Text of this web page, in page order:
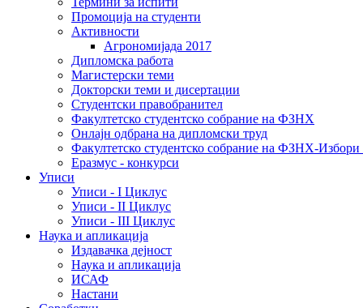
Промоција на студенти
Активности
Агрономијада 2017
Дипломска работа
Магистерски теми
Докторски теми и дисертации
Студентски правобранител
Факултетско студентско собрание на ФЗНХ
Онлајн одбрана на дипломски труд
Факултетско студентско собрание на ФЗНХ-
Еразмус - конкурси
Уписи
Уписи - I Циклус
Уписи - II Циклус
Уписи - III Циклус
Наука и апликација
Издавачка дејност
Наука и апликација
ИСАФ
Настани